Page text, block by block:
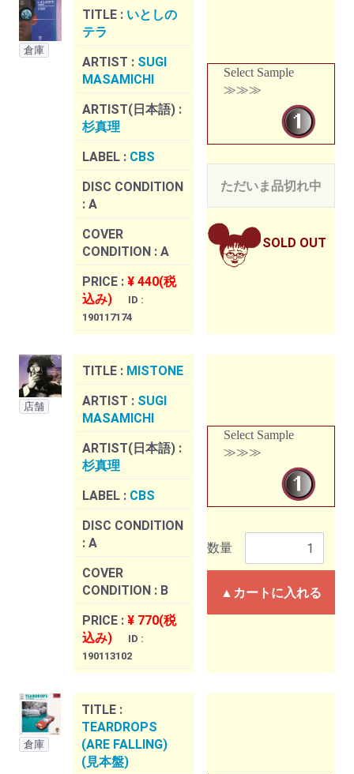
倉庫
TITLE : いとしの
テラ
ARTIST : SUGI
MASAMICHI
ARTIST(日本語) :
杉真理
LABEL : CBS
DISC CONDITION
: A
COVER
CONDITION : A
PRICE : ¥ 440(税
込み)
ID :
190117174
Select Sample
≫≫≫
ただいま品切れ中
SOLD OUT
店舗
TITLE : MISTONE
ARTIST : SUGI
MASAMICHI
ARTIST(日本語) :
杉真理
LABEL : CBS
DISC CONDITION
: A
COVER
CONDITION : B
PRICE : ¥ 770(税
込み)
ID :
190113102
Select Sample
≫≫≫
数量
▲カートに入れる
倉庫
TITLE :
TEARDROPS
(ARE FALLING)
(見本盤)